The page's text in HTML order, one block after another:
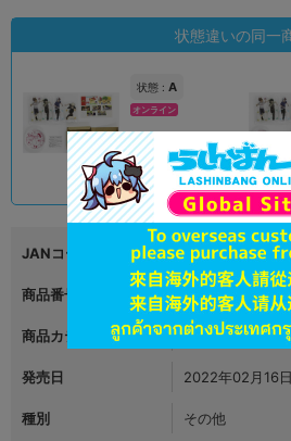
状態違いの同一
状態 : A
オンライン
品切状態 2,090円 税込
JANコード
商品番号 L06681938
商品カテゴリ グッズ
発売日 2022年02月16日
種別 その他